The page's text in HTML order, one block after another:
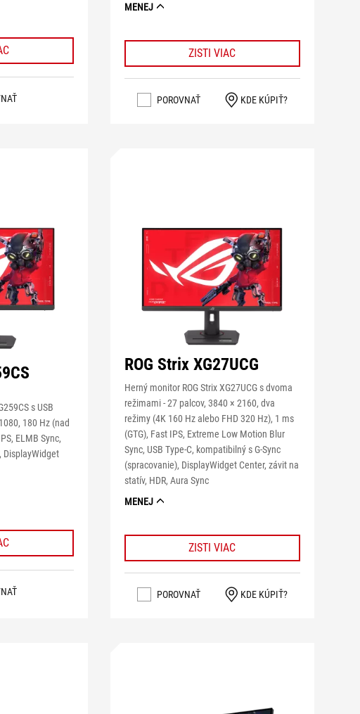
MENEJ
ZISTI VIAC
POROVNAŤ KDE KÚPIŤ?
s USB
180 Hz (nad
ELMB Sync,
DisplayWidget
ROG Strix XG27UCG
Herný monitor ROG Strix XG27UCG s dvoma
režimami - 27 palcov, 3840 × 2160, dva
režimy (4K 160 Hz alebo FHD 320 Hz), 1 ms
(GTG), Fast IPS, Extreme Low Motion Blur
Sync, USB Type-C, kompatibilný s G-Sync
(spracovanie), DisplayWidget Center, závit na
statív, HDR, Aura Sync
MENEJ
ZISTI VIAC
POROVNAŤ KDE KÚPIŤ?